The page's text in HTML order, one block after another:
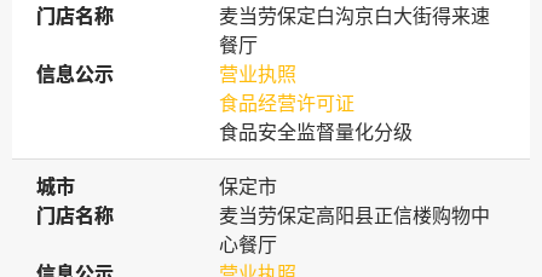
门店名称
门店名称
麦当劳保定白沟京白大街得来速
餐厅
信息公示
信息公示
营业执照
食品经营许可证
食品安全监督量化分级
城市
城市
保定市
门店名称
门店名称
麦当劳保定高阳县正信楼购物中
心餐厅